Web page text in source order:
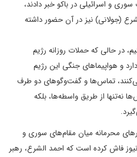
سوری و اسرائیلی در باکو خبر دادند،
(جولانی) نیز در آن حضور داشته
در حالی که حملات روزانه رژیم
و هواپیماهای جنگی این رژیم
تماس‌ها و گفت‌و‌گوهای دو طرف
نه‌تنها از طریق واسطه‌ها، بلکه
محرمانه میان مقام‌های سوری و
اسرائیلی پرده برداشته‌اند. شبکه آی24 نیوز فاش کرده است که احمد الشرع، رهبر